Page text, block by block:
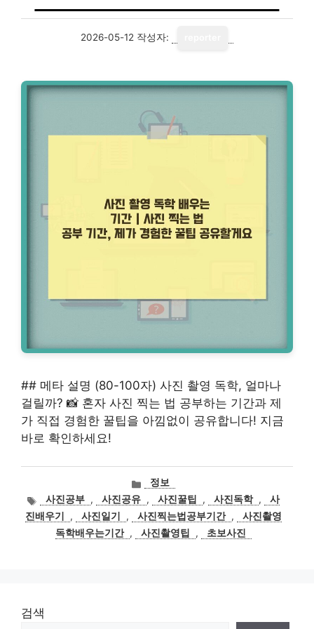
2026-05-12 작성자:
## 메타 설명 (80-100자) 사진 촬영 독학, 얼마나
걸릴까? 📸 혼자 사진 찍는 법 공부하는 기간과 제
가 직접 경험한 꿀팁을 아낌없이 공유합니다! 지금
바로 확인하세요!
카
고
리
정보
태
그
사진공부 , 사진공유 , 사진꿀팁 , 사진독학 ,
사
진배우기
, 사진일기 , 사진찍는법공부기간 ,
사진촬영
독학배우는기간 , 사진촬영팁 , 초보사진
검색